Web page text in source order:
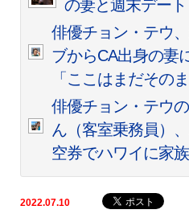
の妻と週末デート
俳優チョン・テウ
ブからCA出身の妻
「ここはまだその
俳優チョン・テウ
ん（客室乗務員）
空券でハワイに家
2022.07.10